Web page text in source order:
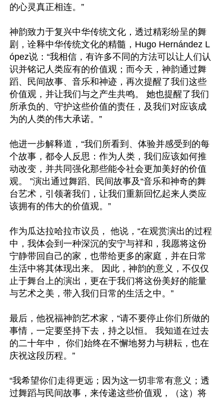
的心灵真正相连。”
神韵致力于复兴中华传统文化，透过精彩纷呈的舞
剧，诠释中华传统文化的精髓，Hugo Hernández L
ópez说：“我相信，有许多不同的方法可以让人们认
识并铭记人类应有的价值观；而今天，神韵通过舞
蹈、民间故事、音乐和神迹，再次提醒了我们这些
价值观，并让我们与之产生共鸣。 她也提醒了我们
所承负的、守护这些价值的责任，及我们对应该成
为的人类的伟大承诺。”
他进一步解释道，“我们所看到、体验并感受到的每
个故事，都令人反思：作为人类，我们应该如何推
动改变，并共同强化那些能令社会更加美好的价值
观。 ”演出通过舞蹈、民间故事及“音乐和神奇的舞
台艺术，引领著我们，让我们重新回忆起来人类应
该拥有的伟大的价值观。”
作为瓜达拉哈拉市议员， 他说，“在观赏演出的过程
中，我体会到一种深沉的安宁与祥和，我愿将这份
宁静带回自己的家，也带给更多的家庭，并在日常
生活中将其体现出来。 因此，神韵的意义，不仅仅
止于舞台上的演出，更在于我们将这份美好的能量
与艺术之美，带入我们日常的生活之中。”
最后，他祝福神韵艺术家，“请不要停止你们所做的
事情，一定要坚持下去，持之以恒。 我知道在过去
的二十年中， 你们始终在不懈地努力与耕耘，也在
庆祝这段历程。”
“我希望你们走得更远；因为这一切非常有意义；透
过舞蹈与民间故事，来传递这些价值观，（这）将